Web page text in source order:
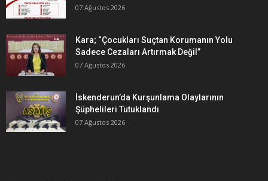
07 Ağustos 2026
Kara; “Çocukları Suçtan Korumanın Yolu
Sadece Cezaları Artırmak Değil”
07 Ağustos 2026
İskenderun’da Kurşunlama Olaylarının
Şüphelileri Tutuklandı
07 Ağustos 2026